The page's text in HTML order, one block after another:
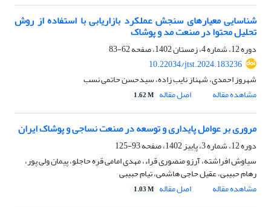
شناسایی معیارهای سنجش عملکرد بازاریابی با استفاده از روش
تحلیل محتوا در صنعت مد و پوشاک
دوره 12، شماره 4، زمستان 1402، صفحه
62-83
10.22034/jtst.2024.183236
شهروز احمدی، شهناز نایب زاده، سیدحسن حاتمی نسب
مشاهده مقاله
اصل مقاله 1.62 M
مروری بر عوامل پایداری و توسعه در صنعت نساجی و پوشاک ایران
دوره 12، شماره 3، پاییز 1402، صفحه
93-125
سیاوش افراشته، آرزو منصوری قراء، مهدی امامی قره حاجلو، پیمان ولی پور،
رهام حبیبی، عقیل حاجی هاشمی، تیام حبیبی
مشاهده مقاله
اصل مقاله 1.03 M